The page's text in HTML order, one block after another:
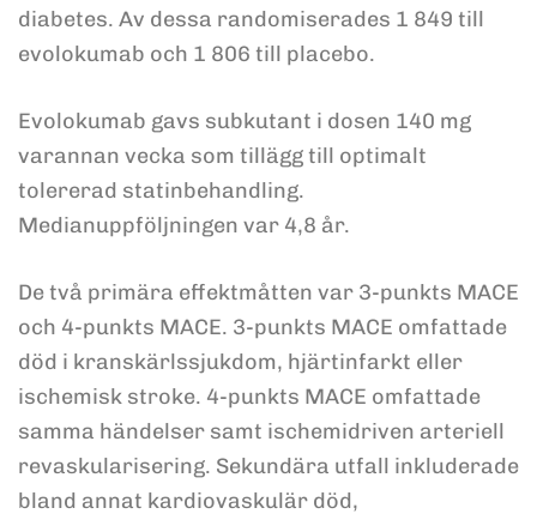
diabetes. Av dessa randomiserades 1 849 till
evolokumab och 1 806 till placebo.
Evolokumab gavs subkutant i dosen 140 mg
varannan vecka som tillägg till optimalt
tolererad statinbehandling.
Medianuppföljningen var 4,8 år.
De två primära effektmåtten var 3-punkts MACE
och 4-punkts MACE. 3-punkts MACE omfattade
död i kranskärlssjukdom, hjärtinfarkt eller
ischemisk stroke. 4-punkts MACE omfattade
samma händelser samt ischemidriven arteriell
revaskularisering. Sekundära utfall inkluderade
bland annat kardiovaskulär död,